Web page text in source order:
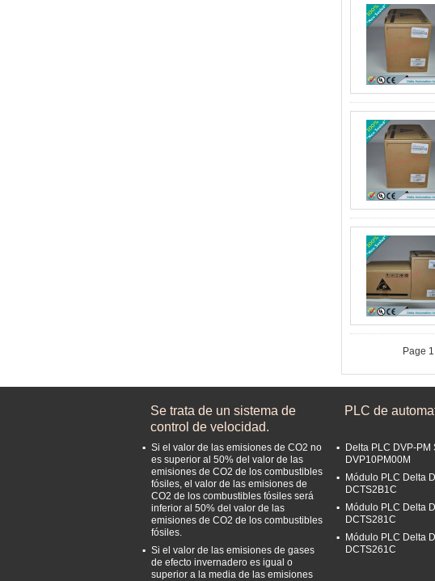
Page
Se trata de un sistema de
control de velocidad.
Si el valor de las emisiones de CO2 no
es superior al 50% del valor de las
emisiones de CO2 de los combustibles
fósiles, el valor de las emisiones de
CO2 de los combustibles fósiles será
inferior al 50% del valor de las
emisiones de CO2 de los combustibles
fósiles.
Si el valor de las emisiones de gases
de efecto invernadero es igual o
superior a la media de las emisiones
PLC de
Delta PLC DVP-PM
DVP10PM00M
Módulo PLC Delta
DCTS2B1C
Módulo PLC Delta
DCTS281C
Módulo PLC Delta
DCTS261C